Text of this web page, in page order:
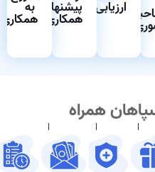
ارزیابی پیشنهاد
همکاری
به
همکاری
همراه